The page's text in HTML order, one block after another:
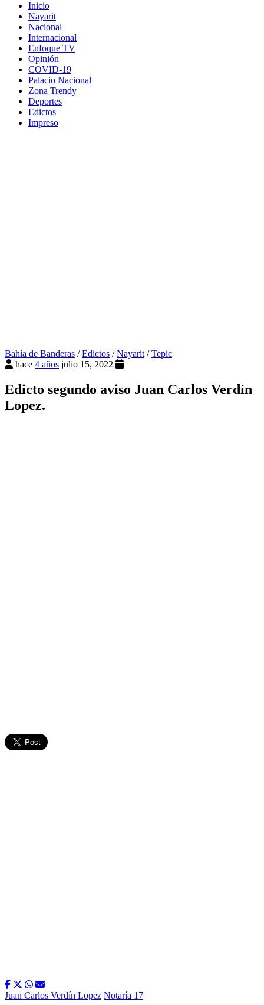
Inicio
Nayarit
Nacional
Internacional
Enfoque TV
Opinión
COVID-19
Palacio Nacional
Zona Trendy
Deportes
Edictos
Impreso
Bahía de Banderas /Edictos /Nayarit/Tepic
hace 4 años julio 15, 2022
Edicto segundo aviso Juan Carlos Verdín
Lopez.
Juan Carlos Verdín Lopez Notaría 17